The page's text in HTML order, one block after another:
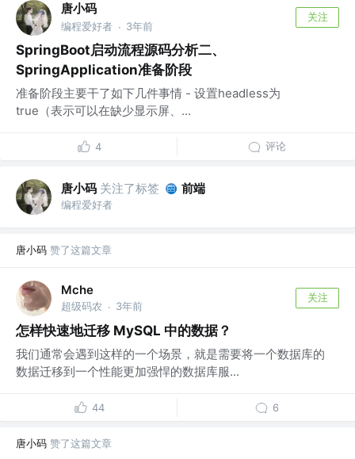
唐小码
编程爱好者 · 3年前
关注
SpringBoot启动流程源码分析二、
SpringApplication准备阶段
准备阶段主要干了如下几件事情 - 设置headless为
true（表示可以在缺少显示屏、...
4 评论
唐小码 关注了标签 前端
编程爱好者
唐小码 赞了这篇文章
Mche
超级码农 · 3年前
关注
怎样快速地迁移 MySQL 中的数据？
我们通常会遇到这样的一个场景，就是需要将一个数据库的
数据迁移到一个性能更加强悍的数据库服...
44 6
唐小码 赞了这篇文章